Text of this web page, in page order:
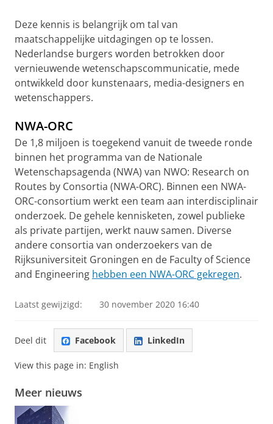
Deze kennis is belangrijk om tal van
maatschappelijke uitdagingen op te lossen.
Nederlandse burgers worden betrokken door
vernieuwende wetenschapscommunicatie, mede
ontwikkeld door kunstenaars, media-designers en
wetenschappers.
NWA-ORC
De 1,8 miljoen is toegekend vanuit de tweede ronde
binnen het programma van de Nationale
Wetenschapsagenda (NWA) van NWO: Research on
Routes by Consortia (NWA-ORC). Binnen een NWA-
ORC-consortium werkt een team aan interdisciplinair
onderzoek. De gehele kennisketen, zowel publieke
als private partijen, werkt nauw samen. Diverse
andere consortia van onderzoekers van de
Rijksuniversiteit Groningen en de Faculty of Science
and Engineering hebben een NWA-ORC gekregen.
Laatst gewijzigd: 30 november 2020 16:40
Deel dit Facebook LinkedIn
View this page in: English
Meer nieuws